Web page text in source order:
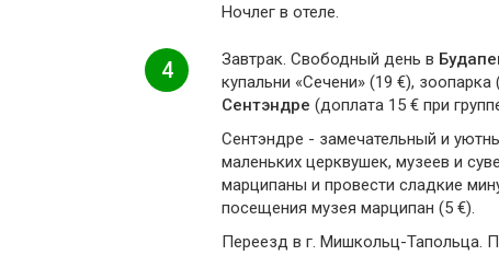
Ночлег в отеле.
4 Завтрак. Свободный день в
купальни «Сечени» (19 €),
Сентэндре (доплата 15 € при
Сентэндре - замечательный и
маленьких церквушек, музеев и
марципаны и провести сладкие
посещения музея марципан (5 €).
Переезд в г. Мишкольц-Тапольца.